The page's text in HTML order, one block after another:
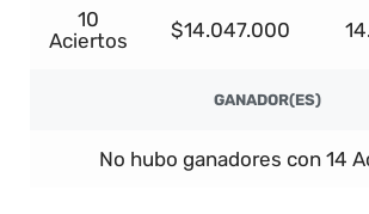
10
Aciertos
$14.047.000
GANADOR(ES)
No hubo ganadores con 14